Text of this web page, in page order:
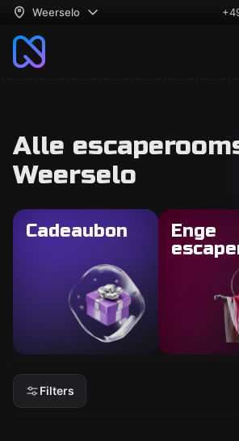
Weerselo
Alle
Weerselo
Cadeaubon
Enge
Filters